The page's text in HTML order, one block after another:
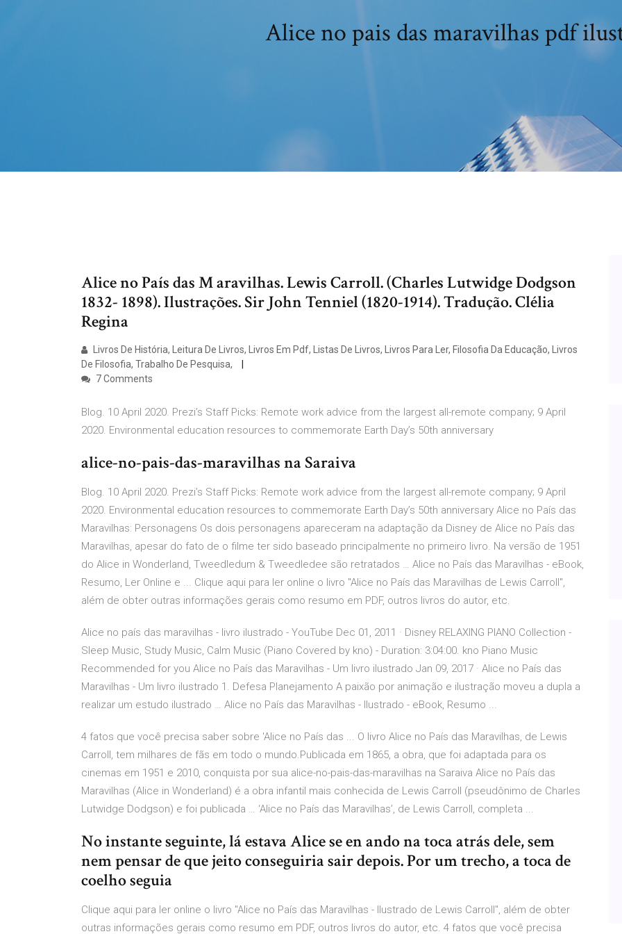
Alice no pais das maravilhas pdf
Alice no País das M aravilhas. Lewis Carroll. (Charles Lutwidge Dodgson
1832- 1898). Ilustrações. Sir John Tenniel (1820-1914). Tradução. Clélia
Regina
Livros De História, Leitura De Livros, Livros Em Pdf, Listas De Livros, Livros Para Ler, Filosofia Da Educação, Livros
De Filosofia, Trabalho De Pesquisa,
7 Comments
Blog. 10 April 2020. Prezi’s Staff Picks: Remote work advice from the largest all-remote company; 9 April
2020. Environmental education resources to commemorate Earth Day’s 50th anniversary
alice-no-pais-das-maravilhas na Saraiva
Blog. 10 April 2020. Prezi’s Staff Picks: Remote work advice from the largest all-remote company; 9 April
2020. Environmental education resources to commemorate Earth Day’s 50th anniversary Alice no País das
Maravilhas: Personagens Os dois personagens apareceram na adaptação da Disney de Alice no País das
Maravilhas, apesar do fato de o filme ter sido baseado principalmente no primeiro livro. Na versão de 1951
do Alice in Wonderland, Tweedledum & Tweedledee são retratados … Alice no País das Maravilhas - eBook,
Resumo, Ler Online e ... Clique aqui para ler online o livro "Alice no País das Maravilhas de Lewis Carroll",
além de obter outras informações gerais como resumo em PDF, outros livros do autor, etc.
Alice no país das maravilhas - livro ilustrado - YouTube Dec 01, 2011 · Disney RELAXING PIANO Collection -
Sleep Music, Study Music, Calm Music (Piano Covered by kno) - Duration: 3:04:00. kno Piano Music
Recommended for you Alice no País das Maravilhas - Um livro ilustrado Jan 09, 2017 · Alice no País das
Maravilhas - Um livro ilustrado 1. Defesa Planejamento A paixão por animação e ilustração moveu a dupla a
realizar um estudo ilustrado … Alice no País das Maravilhas - Ilustrado - eBook, Resumo ...
4 fatos que você precisa saber sobre 'Alice no País das ... O livro Alice no País das Maravilhas, de Lewis
Carroll, tem milhares de fãs em todo o mundo.Publicada em 1865, a obra, que foi adaptada para os
cinemas em 1951 e 2010, conquista por sua alice-no-pais-das-maravilhas na Saraiva Alice no País das
Maravilhas (Alice in Wonderland) é a obra infantil mais conhecida de Lewis Carroll (pseudônimo de Charles
Lutwidge Dodgson) e foi publicada … ‘Alice no País das Maravilhas’, de Lewis Carroll, completa ...
No instante seguinte, lá estava Alice se en ando na toca atrás dele, sem
nem pensar de que jeito conseguiria sair depois. Por um trecho, a toca de
coelho seguia
Clique aqui para ler online o livro "Alice no País das Maravilhas - Ilustrado de Lewis Carroll", além de obter
outras informações gerais como resumo em PDF, outros livros do autor, etc. 4 fatos que você precisa